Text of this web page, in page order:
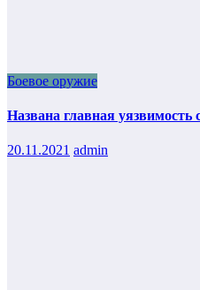
Боевое оружие
Названа главная
20.11.2021 admin